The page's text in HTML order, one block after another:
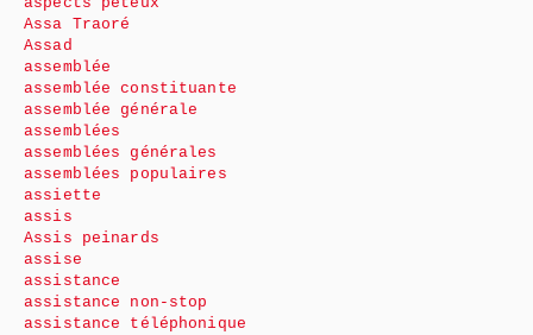
Assa Traoré
Assad
assemblée
assemblée constituante
assemblée générale
assemblées
assemblées générales
assemblées populaires
assiette
assis
Assis peinards
assise
assistance
assistance non-stop
assistance téléphonique